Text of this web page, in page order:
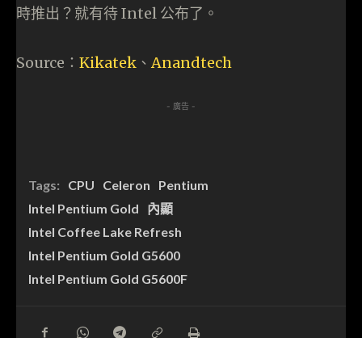
時推出？就有待 Intel 公布了。
Source： Kikatek 、Anandtech
- 廣告 -
Tags: CPU Celeron
Pentium
Intel Pentium Gold
內顯
Intel Coffee Lake Refresh
Intel Pentium Gold G5600
Intel Pentium Gold G5600F